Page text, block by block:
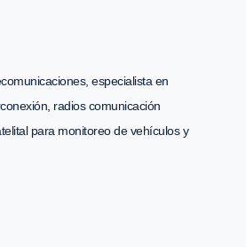
especialista en
radios comunicación
para monitoreo de vehículos y